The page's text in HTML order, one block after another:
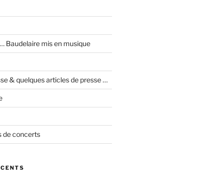
Baudelaire mis en musique
& quelques articles de presse …
de concerts